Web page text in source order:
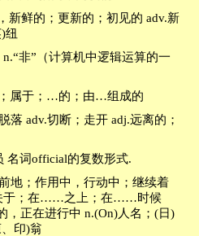
新鲜的；更新的；初见的 adv.新
纽
非”（计算机中逻辑运算的一
属于；…的；由…组成的
落 adv.切断；走开 adj.远离的；
名词official的复数形式.
地；作用中，行动中；继续着
于；在……之上；在……时候
，正在进行中 n.(On)人名；(日)
印)翁